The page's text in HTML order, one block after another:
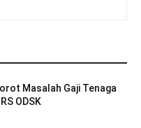
Masalah Gaji Tenaga
ODSK